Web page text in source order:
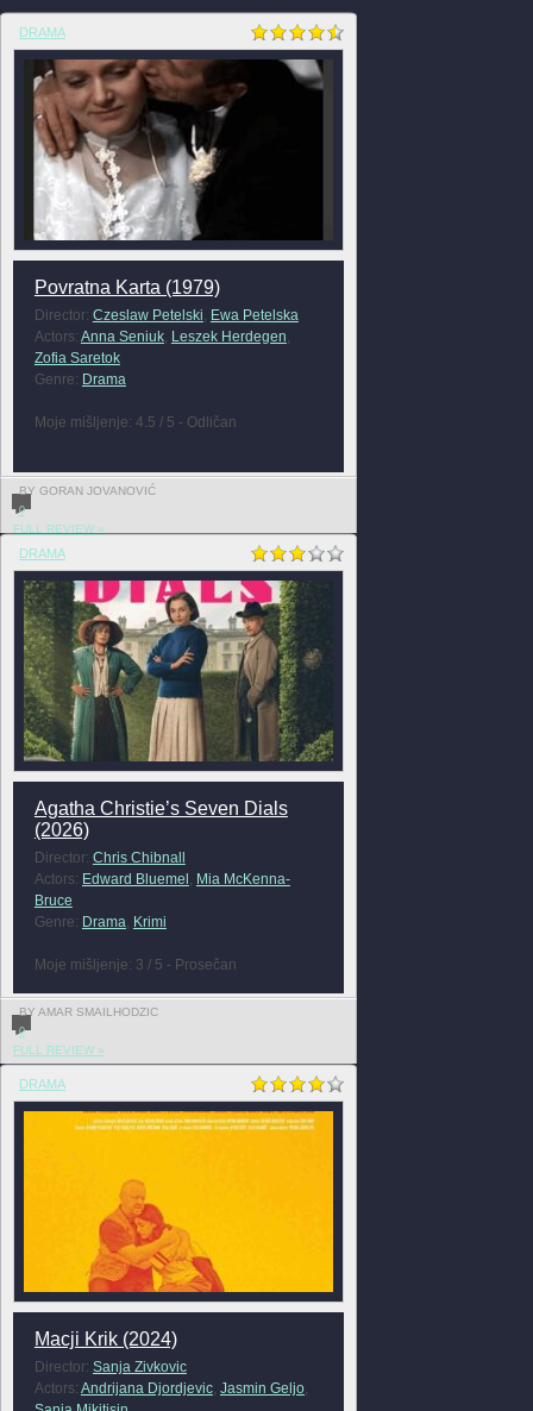
DRAMA
Povratna Karta (1979)
Director: Czeslaw Petelski, Ewa Petelska
Actors: Anna Seniuk, Leszek Herdegen,
Zofia Saretok
Genre: Drama
Moje mišljenje: 4.5 / 5 - Odličan
BY GORAN JOVANOVIĆ
0
FULL REVIEW »
DRAMA
Agatha Christie’s Seven Dials
(2026)
Director: Chris Chibnall
Actors: Edward Bluemel , Mia McKenna-
Bruce
Genre: Drama, Krimi
Moje mišljenje: 3 / 5 - Prosečan
BY AMAR SMAILHODZIC
0
FULL REVIEW »
DRAMA
Macji Krik (2024)
Director: Sanja Zivkovic
Actors: Andrijana Djordjevic, Jasmin Geljo,